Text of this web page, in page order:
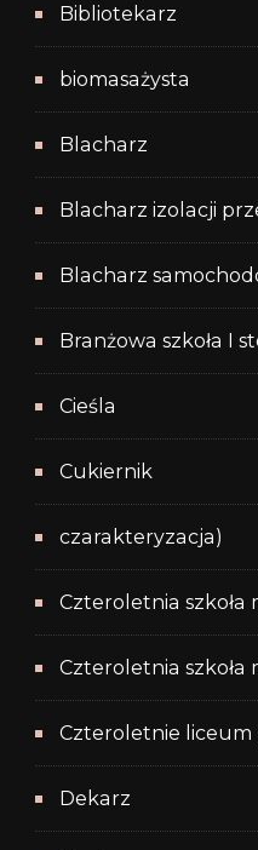
Bibliotekarz
biomasażysta
Blacharz
Blacharz izolacji
Blacharz
Branżowa szkoła I
Cieśla
Cukiernik
czarakteryzacja)
Czteroletnia szkoła
Czteroletnia szkoła
Czteroletnie liceum
Dekarz